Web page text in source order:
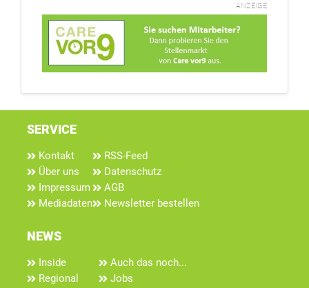
ANZEIGE
SERVICE
Kontakt
Über uns
Impressum
Mediadaten
RSS-Feed
Datenschutz
AGB
Newsletter bestellen
NEWS
Inside
Regional
Auch das noch...
Jobs